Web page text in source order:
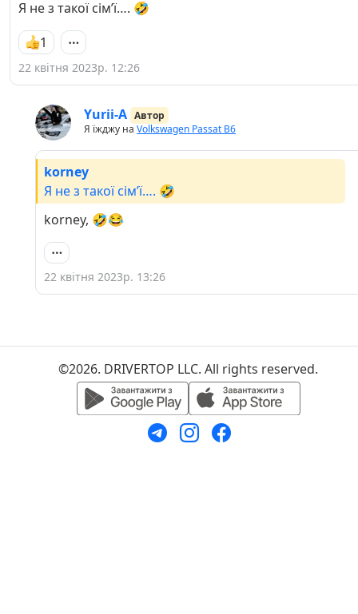
Я не з такої сім’ї…. 🤣
1
22 квітня 2023р. 12:26
Yurii-A Автор
Я їжджу на Volkswagen Passat B6
korneу
Я не з такої сім’ї…. 🤣
korneу, 🤣😂
22 квітня 2023р. 13:26
©2026. DRIVERTOP LLC. All rights reserved.